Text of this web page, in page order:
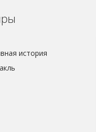
история